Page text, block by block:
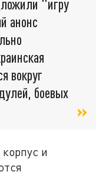
"игру
анонс
вокруг
боевых
и